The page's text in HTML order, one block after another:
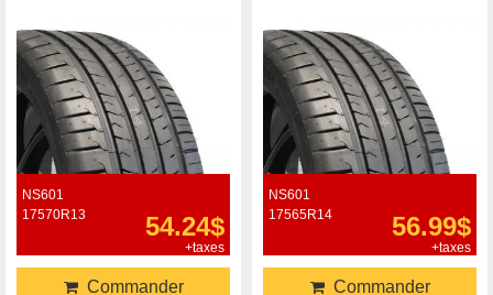
NS601
17570R13
54.24$
+taxes
Commander
NS601
17565R14
56.99$
+taxes
Commander